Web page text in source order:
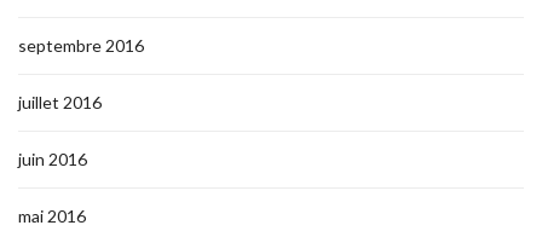
septembre 2016
juillet 2016
juin 2016
mai 2016